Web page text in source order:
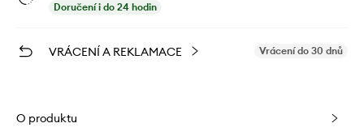
Doručení i do 24 hodin
VRÁCENÍ A REKLAMACE Vrácení do 30 dnů
O produktu